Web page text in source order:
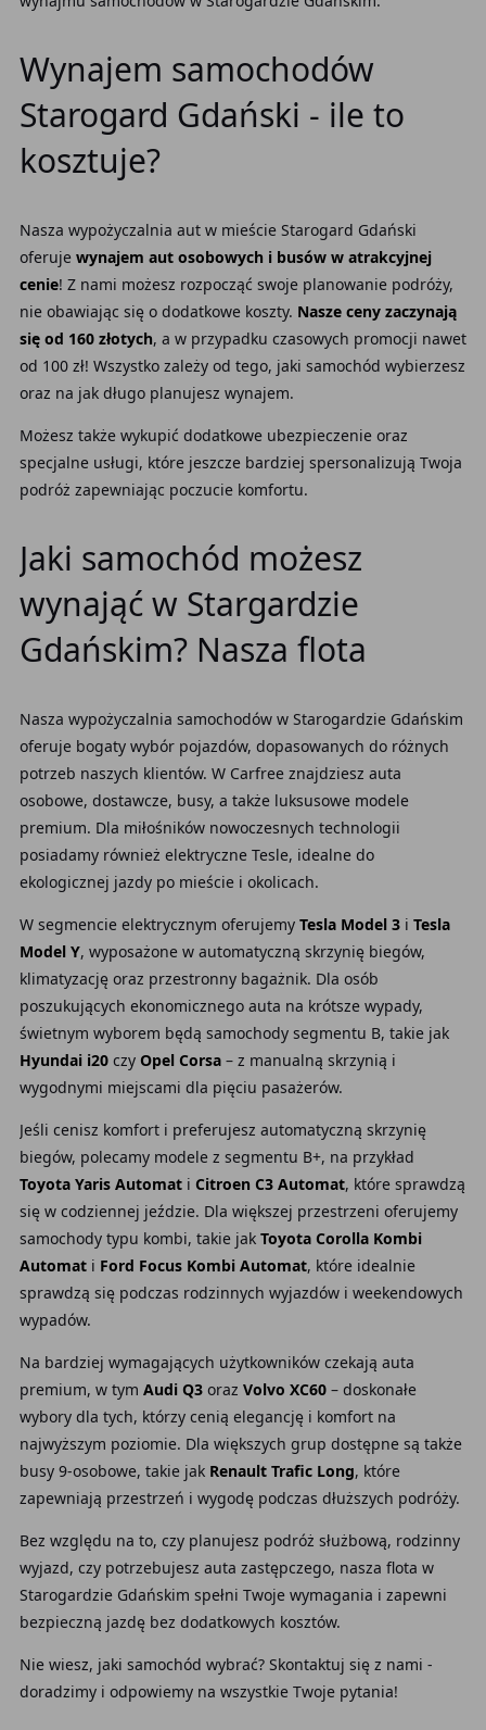
Wynajem samochodów
Starogard Gdański - ile to
kosztuje?
Nasza wypożyczalnia aut w mieście Starogard Gdański
oferuje wynajem aut osobowych i busów w atrakcyjnej
cenie! Z nami możesz rozpocząć swoje planowanie podróży,
nie obawiając się o dodatkowe koszty. Nasze ceny zaczynają
się od 160 złotych, a w przypadku czasowych promocji nawet
od 100 zł! Wszystko zależy od tego, jaki samochód wybierzesz
oraz na jak długo planujesz wynajem.
Możesz także wykupić dodatkowe ubezpieczenie oraz
specjalne usługi, które jeszcze bardziej spersonalizują Twoja
podróż zapewniając poczucie komfortu.
Jaki samochód możesz
wynająć w Stargardzie
Gdańskim? Nasza flota
Nasza wypożyczalnia samochodów w Starogardzie Gdańskim
oferuje bogaty wybór pojazdów, dopasowanych do różnych
potrzeb naszych klientów. W Carfree znajdziesz auta
osobowe, dostawcze, busy, a także luksusowe modele
premium. Dla miłośników nowoczesnych technologii
posiadamy również elektryczne Tesle, idealne do
ekologicznej jazdy po mieście i okolicach.
W segmencie elektrycznym oferujemy Tesla Model 3i Tesla
Model Y, wyposażone w automatyczną skrzynię biegów,
klimatyzację oraz przestronny bagażnik. Dla osób
poszukujących ekonomicznego auta na krótsze wypady,
świetnym wyborem będą samochody segmentu B, takie jak
Hyundai i20czy Opel Corsa– z manualną skrzynią i
wygodnymi miejscami dla pięciu pasażerów.
Jeśli cenisz komfort i preferujesz automatyczną skrzynię
biegów, polecamy modele z segmentu B+, na przykład
Toyota Yaris Automati Citroen C3 Automat, które sprawdzą
się w codziennej jeździe. Dla większej przestrzeni oferujemy
samochody typu kombi, takie jak Toyota Corolla Kombi
Automati Ford Focus Kombi Automat, które idealnie
sprawdzą się podczas rodzinnych wyjazdów i weekendowych
wypadów.
Na bardziej wymagających użytkowników czekają auta
premium, w tym Audi Q3oraz Volvo XC60– doskonałe
wybory dla tych, którzy cenią elegancję i komfort na
najwyższym poziomie. Dla większych grup dostępne są także
busy 9-osobowe, takie jak Renault Trafic Long, które
zapewniają przestrzeń i wygodę podczas dłuższych podróży.
Bez względu na to, czy planujesz podróż służbową, rodzinny
wyjazd, czy potrzebujesz auta zastępczego, nasza flota w
Starogardzie Gdańskim spełni Twoje wymagania i zapewni
bezpieczną jazdę bez dodatkowych kosztów.
Nie wiesz, jaki samochód wybrać? Skontaktuj się z nami -
doradzimy i odpowiemy na wszystkie Twoje pytania!